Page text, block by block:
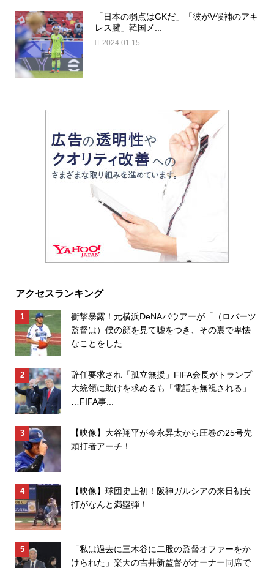
「日本の弱点はGKだ」「彼がV候補のアキ
レス腱」韓国メ...
2024.01.15
アクセスランキング
衝撃暴露！元横浜DeNAバウアーが「（ロバーツ
監督は）僕の顔を見て嘘をつき、その裏で卑怯
なことをした...
辞任要求され「孤立無援」FIFA会長がトランプ
大統領に助けを求めるも「電話を無視される」
…FIFA事...
【映像】大谷翔平が今永昇太から圧巻の25号先
頭打者アーチ！
【映像】球団史上初！阪神ガルシアの来日初安
打がなんと満塁弾！
「私は過去に三木谷に二股の監督オファーをか
けられた」楽天の吉井新監督がオーナー同席で